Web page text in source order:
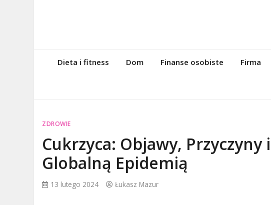
Dieta i fitness Dom Finanse osobiste Firma
ZDROWIE
Cukrzyca: Objawy, Przyczyny
Globalną Epidemią
13 lutego 2024 Łukasz Mazur